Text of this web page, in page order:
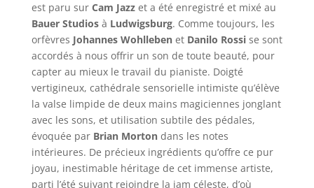
est paru sur Cam Jazzet a été enregistré et mixé au
Bauer Studiosà Ludwigsburg. Comme toujours, les
orfèvres Johannes Wohllebenet Danilo Rossise sont
accordés à nous offrir un son de toute beauté, pour
capter au mieux le travail du pianiste. Doigté
vertigineux, cathédrale sensorielle intimiste qu’élève
la valse limpide de deux mains magiciennes jonglant
avec les sons, et utilisation subtile des pédales,
évoquée par Brian Mortondans les notes
intérieures. De précieux ingrédients qu’offre ce pur
joyau, inestimable héritage de cet immense artiste,
parti l’été suivant rejoindre la jam céleste, d’où